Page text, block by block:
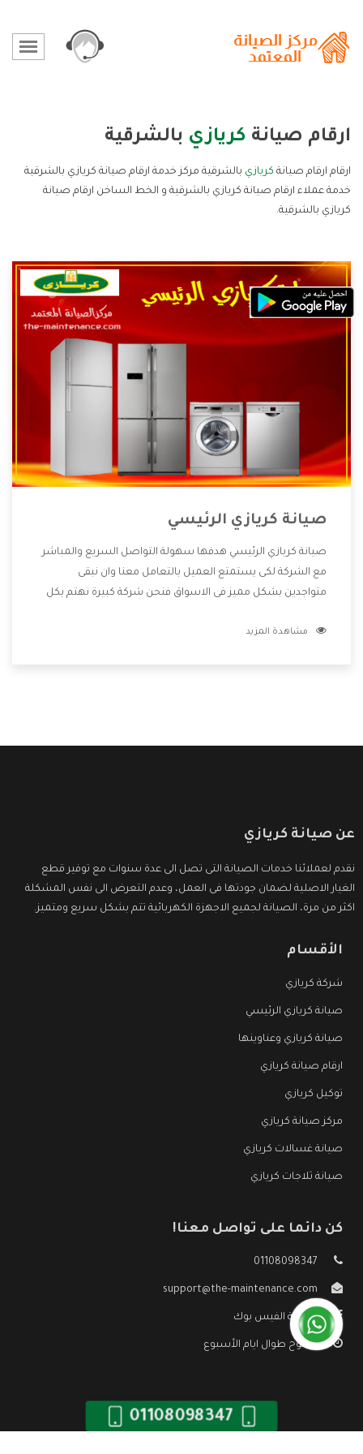
ارقام صيانة كريازي بالشرقية
ارقام ارقام صيانة كريازي بالشرقية مركز خدمة ارقام صيانة كريازي بالشرقية
خدمة عملاء ارقام صيانة كريازي بالشرقية و الخط الساخن ارقام صيانة
كريازي بالشرقية.
صيانة كريازي الرئيسي
صيانة كريازي الرئيسي هدفها سهولة التواصل السريع والمباشر
مع الشركة لكى يستمتع العميل بالتعامل معنا وان نبقى
متواجدين بشكل مميز فى الاسواق فنحن شركة كبيرة نهتم بكل
الشركة بها والتى تكون منها خدمة الصيانة التى تكون من أهم
مشاهدة المزيد
عن صيانة كريازي
نقدم لعملائنا خدمات الصيانة التى تصل الى عدة سنوات مع توفير قطع
الغيار الاصلية لضمان جودتها فى العمل، وعدم التعرض الى نفس المشكلة
اكثر من مرة، الصيانة لجميع الاجهزة الكهربائية تتم بشكل سريع ومتميز.
الأقسام
شركة كريازي
صيانة كريازي الرئيسي
صيانة كريازي وعناوينها
ارقام صيانة كريازي
توكيل كريازي
مركز صيانة كريازي
صيانة غسالات كريازي
صيانة ثلاجات كريازي
كن دائما على تواصل معنا!
01108098347
support@the-maintenance.com
صفحة الفيس بوك
مفتوح طوال ايام الأسبوع
01108098347